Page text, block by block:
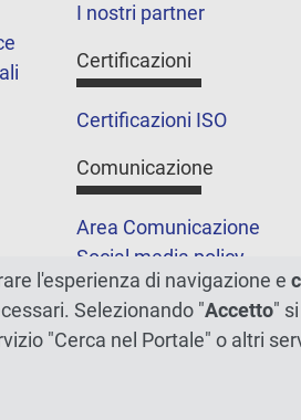
I nostri partner
Certificazioni
Certificazioni ISO
Comunicazione
Area Comunicazione
Social media policy
Podcast
Merchandising e shop
5xmille
l'esperienza di navigazione e
Selezionando "Accetto"
"Cerca nel Portale" o altri